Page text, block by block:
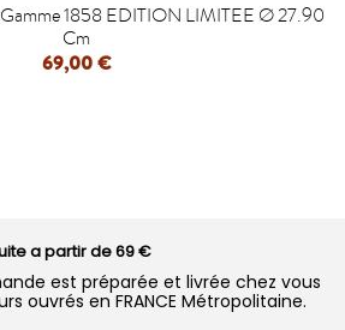
1858 EDITION LIMITEE Ø 27.90
Cm
69,00 €
a partir de 69 €
est préparée et livrée chez vous
ouvrés en FRANCE Métropolitaine.